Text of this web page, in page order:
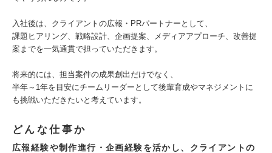
入社後は、クライアントの広報・PRパートナーとして、
課題ヒアリング、戦略設計、企画提案、メディアアプローチ、改善提
案までを一気通貫で担っていただきます。
将来的には、担当案件の成果創出だけでなく、
半年～1年を目安にチームリーダーとして後輩育成やマネジメントに
も挑戦いただきたいと考えています。
どんな仕事か
広報経験や制作進行・企画経験を活かし、クライアントの